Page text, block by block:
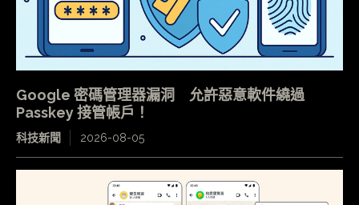
Google 密碼管理器漏洞 允許惡意軟件繞過
Passkey 接管帳戶！
科技新聞 2026-08-05